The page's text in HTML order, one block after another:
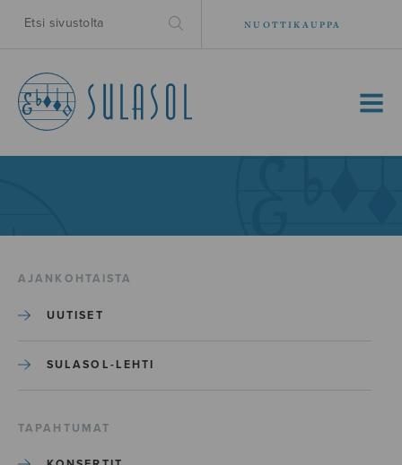
NUOTTIKAUPPA
MENU
AJANKOHTAISTA
UUTISET
SULASOL-LEHTI
TAPAHTUMAT